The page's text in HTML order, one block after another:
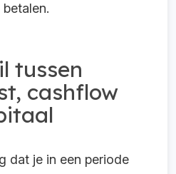
tussen
cashflow
dat je in een periode